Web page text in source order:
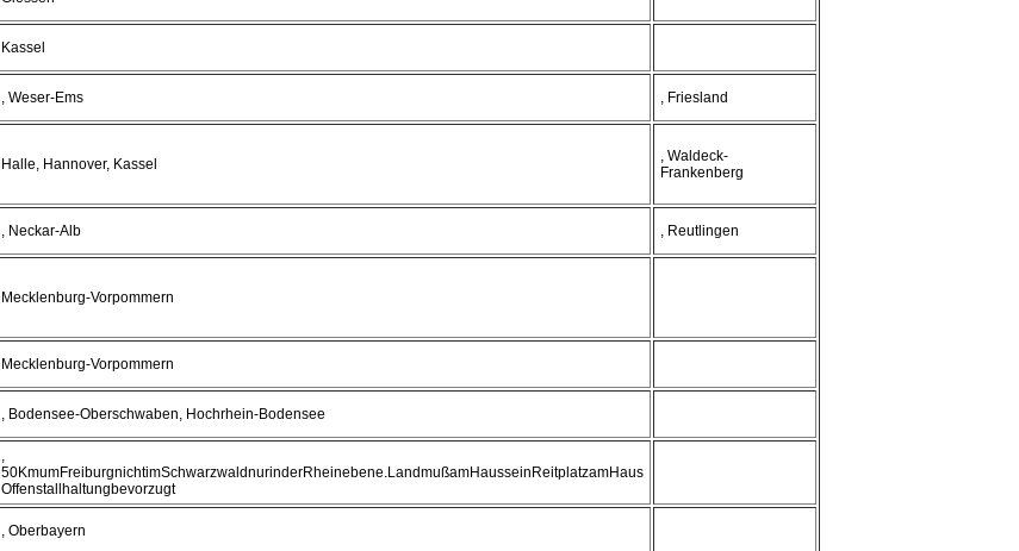
Kassel
, Weser-Ems , Friesland
Halle, Hannover, Kassel
, Waldeck-
Frankenberg
, Neckar-Alb , Reutlingen
Mecklenburg-Vorpommern
Mecklenburg-Vorpommern
, Bodensee-Oberschwaben, Hochrhein-Bodensee
,
50KmumFreiburgnichtimSchwarzwaldnurinderRheinebene.LandmußamHausseinReitplatzamHaus
Offenstallhaltungbevorzugt
, Oberbayern